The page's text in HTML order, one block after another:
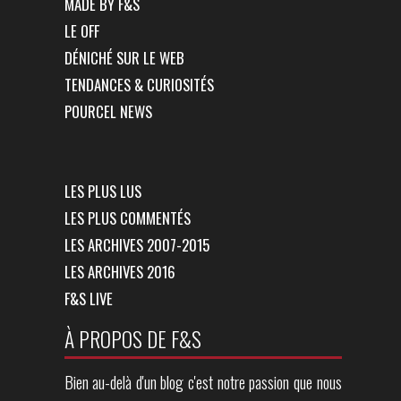
LE OFF
DÉNICHÉ SUR LE WEB
TENDANCES & CURIOSITÉS
POURCEL NEWS
LES PLUS LUS
LES PLUS COMMENTÉS
LES ARCHIVES 2007-2015
LES ARCHIVES 2016
F&S LIVE
À PROPOS DE F&S
Bien au-delà d'un blog c'est notre passion que nous